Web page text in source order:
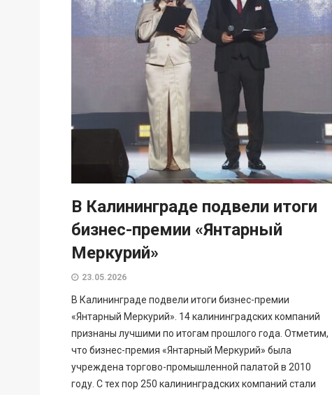
В Калининграде подвели итоги
бизнес-премии «Янтарный
Меркурий»
23.05.2026
В Калининграде подвели итоги бизнес-премии
«Янтарный Меркурий». 14 калининградских компаний
признаны лучшими по итогам прошлого года. Отметим,
что бизнес-премия «Янтарный Меркурий» была
учреждена торгово-промышленной палатой в 2010
году. С тех пор 250 калининградских компаний стали